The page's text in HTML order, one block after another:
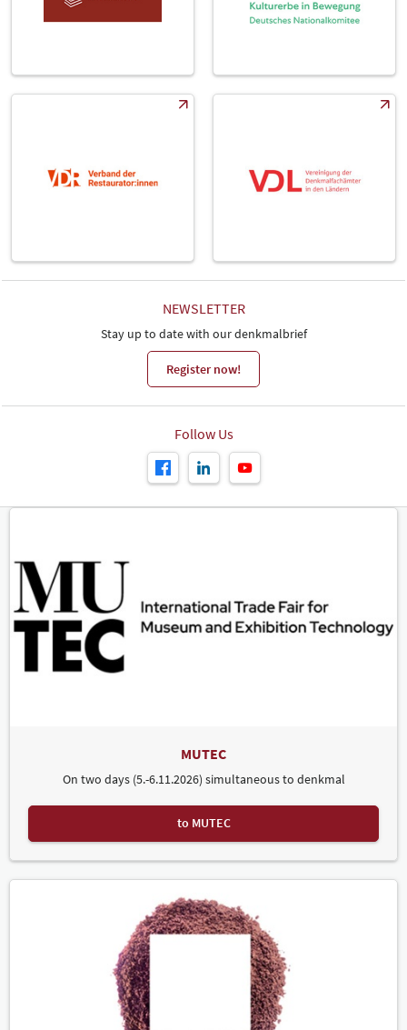
NEWSLETTER
Stay up to date with our denkmalbrief
Register now!
Follow Us
MUTEC
On two days (5.-6.11.2026) simultaneous to denkmal
to MUTEC